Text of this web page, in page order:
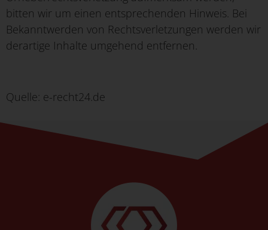
bitten wir um einen entsprechenden Hinweis. Bei
Bekanntwerden von Rechtsverletzungen werden wir
derartige Inhalte umgehend entfernen.
Quelle: e-recht24.de